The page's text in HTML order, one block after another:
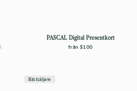
PASCAL Digital Presentkort
från $100
Bästsäljare